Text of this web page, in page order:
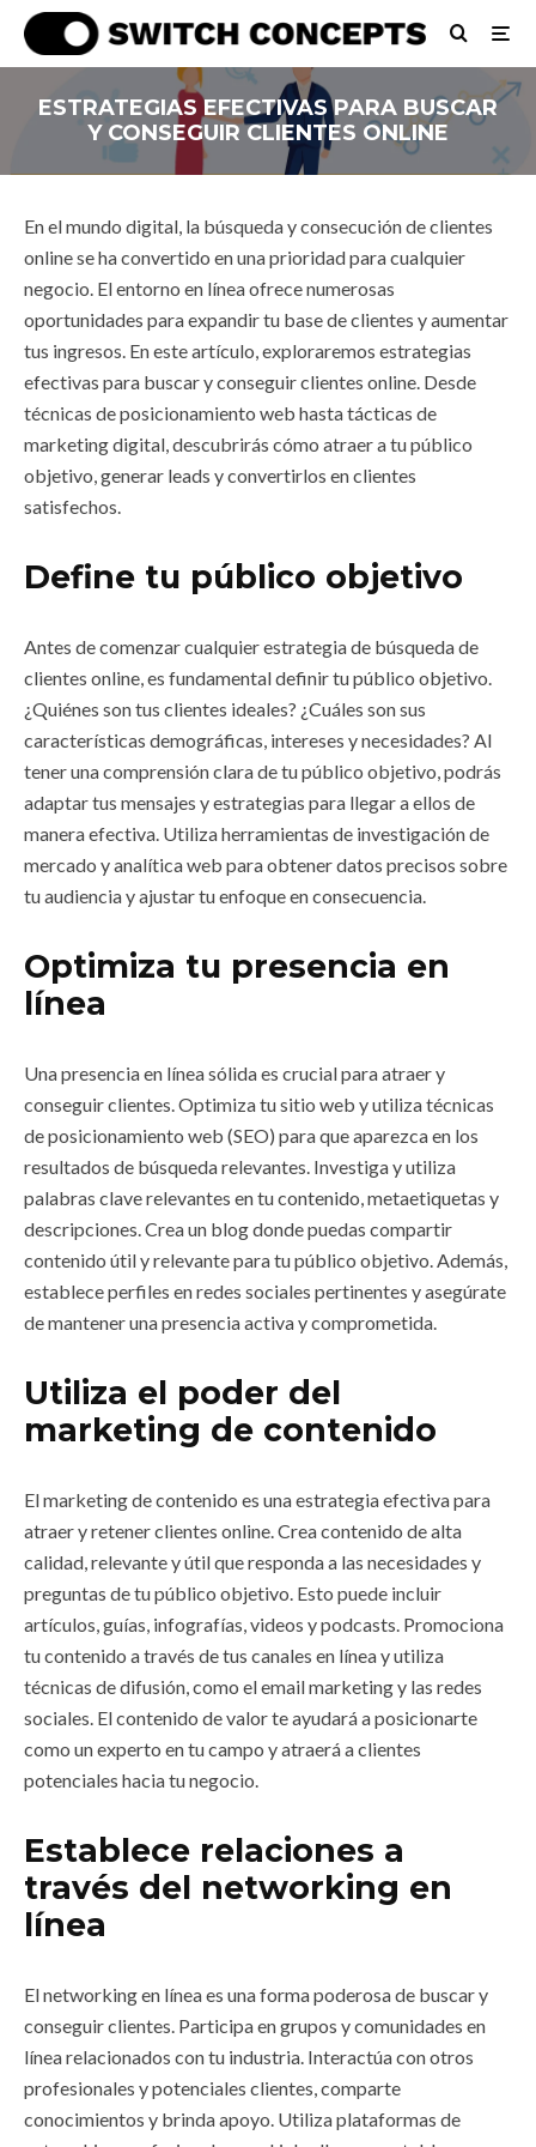
ESTRATEGIAS EFECTIVAS PARA BUSCAR
Y CONSEGUIR CLIENTES ONLINE
En el mundo digital, la búsqueda y consecución de clientes
online se ha convertido en una prioridad para cualquier
negocio. El entorno en línea ofrece numerosas
oportunidades para expandir tu base de clientes y aumentar
tus ingresos. En este artículo, exploraremos estrategias
efectivas para buscar y conseguir clientes online. Desde
técnicas de posicionamiento web hasta tácticas de
marketing digital, descubrirás cómo atraer a tu público
objetivo, generar leads y convertirlos en clientes
satisfechos.
Define tu público objetivo
Antes de comenzar cualquier estrategia de búsqueda de
clientes online, es fundamental definir tu público objetivo.
¿Quiénes son tus clientes ideales? ¿Cuáles son sus
características demográficas, intereses y necesidades? Al
tener una comprensión clara de tu público objetivo, podrás
adaptar tus mensajes y estrategias para llegar a ellos de
manera efectiva. Utiliza herramientas de investigación de
mercado y analítica web para obtener datos precisos sobre
tu audiencia y ajustar tu enfoque en consecuencia.
Optimiza tu presencia en
línea
Una presencia en línea sólida es crucial para atraer y
conseguir clientes. Optimiza tu sitio web y utiliza técnicas
de posicionamiento web (SEO) para que aparezca en los
resultados de búsqueda relevantes. Investiga y utiliza
palabras clave relevantes en tu contenido, metaetiquetas y
descripciones. Crea un blog donde puedas compartir
contenido útil y relevante para tu público objetivo. Además,
establece perfiles en redes sociales pertinentes y asegúrate
de mantener una presencia activa y comprometida.
Utiliza el poder del
marketing de contenido
El marketing de contenido es una estrategia efectiva para
atraer y retener clientes online. Crea contenido de alta
calidad, relevante y útil que responda a las necesidades y
preguntas de tu público objetivo. Esto puede incluir
artículos, guías, infografías, videos y podcasts. Promociona
tu contenido a través de tus canales en línea y utiliza
técnicas de difusión, como el email marketing y las redes
sociales. El contenido de valor te ayudará a posicionarte
como un experto en tu campo y atraerá a clientes
potenciales hacia tu negocio.
Establece relaciones a
través del networking en
línea
El networking en línea es una forma poderosa de buscar y
conseguir clientes. Participa en grupos y comunidades en
línea relacionados con tu industria. Interactúa con otros
profesionales y potenciales clientes, comparte
conocimientos y brinda apoyo. Utiliza plataformas de